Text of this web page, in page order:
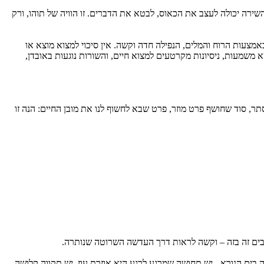
יכולה לעצב את הכאוס, לבטא את הדברים. זו הוויה של תוהו, ורק
הרוח והמלים, הנפילה חדה וקשה. אין סיכוי למצוא מוצא או
ניסיונות מקרטעים למצוא חיים, והשורות נוגעות באובדן,
סוד שחושף פרט מוזר, פרט שבא לחשוף לנו את מובן החיים: הנה זו
זה בזה – וקשה לראות דרך העדשה השרוטה שנותרה.